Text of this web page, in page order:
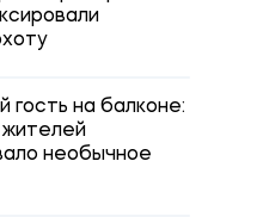
гость на балконе:
необычное